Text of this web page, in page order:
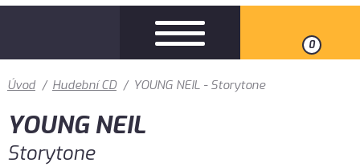
0
Úvod / Hudební CD / YOUNG NEIL - Storytone
YOUNG NEIL
Storytone